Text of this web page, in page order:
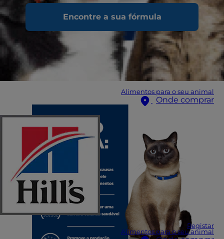
Encontre a sua fórmula
Alimentos para o seu animal
Onde comprar
Registar
Alimentos para o seu animal